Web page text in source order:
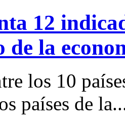
12
de la
los 10
países de